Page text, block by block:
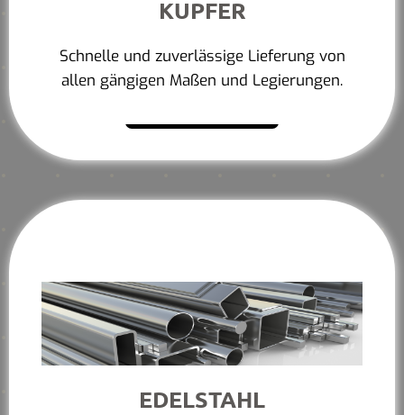
KUPFER
Schnelle und zuverlässige Lieferung von
allen gängigen Maßen und Legierungen.
EDELSTAHL